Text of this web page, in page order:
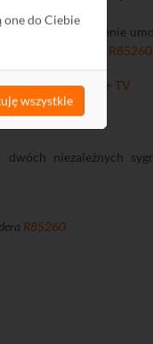
one do Ciebie
wszystkie
urządzenie
o Twinsenderze R85260
niezależnych
R85260